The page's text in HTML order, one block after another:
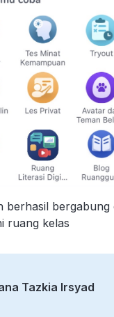
berhasil bergabung
ruang kelas
Tazkia Irsyad